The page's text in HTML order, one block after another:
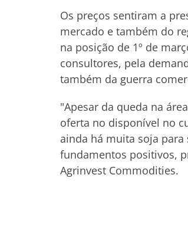
Os preços sentiram a
mercado e também do
na posição de 1º de
consultores, pela
também da guerra
"Apesar da queda na
oferta no disponível no
ainda há muita soja para
fundamentos positivos,
Agrinvest Commodities.